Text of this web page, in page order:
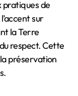
pratiques de
sur
la Terre
respect. Cette
préservation